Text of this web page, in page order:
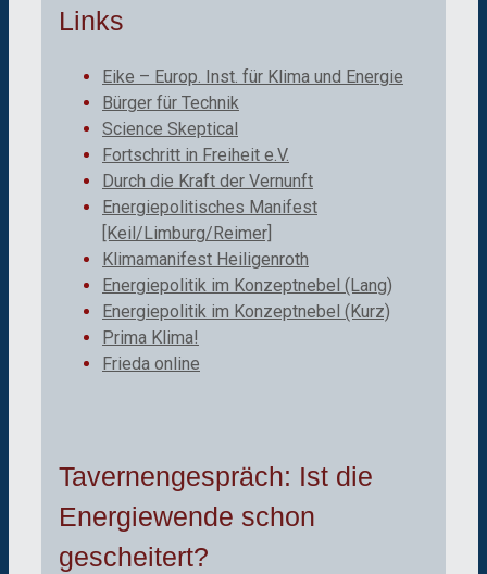
Links
Eike – Europ. Inst. für Klima und Energie
Bürger für Technik
Science Skeptical
Fortschritt in Freiheit e.V.
Durch die Kraft der Vernunft
Energiepolitisches Manifest
[Keil/Limburg/Reimer]
Klimamanifest Heiligenroth
Energiepolitik im Konzeptnebel (Lang)
Energiepolitik im Konzeptnebel (Kurz)
Prima Klima!
Frieda online
Tavernengespräch: Ist die
Energiewende schon
gescheitert?